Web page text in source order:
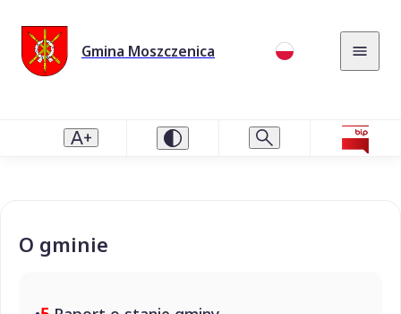
Gmina Moszczenica
O gminie